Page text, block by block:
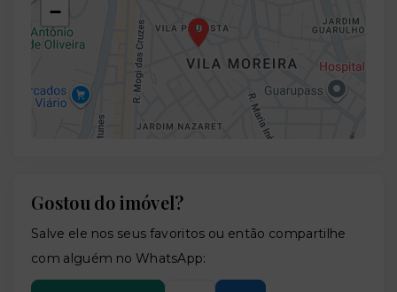
−
Gostou do imóvel?
Salve ele nos seus favoritos ou então compartilhe
com alguém no WhatsApp: